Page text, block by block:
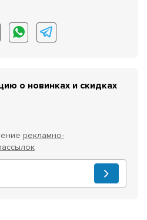
о новинках и скидках
рекламно-